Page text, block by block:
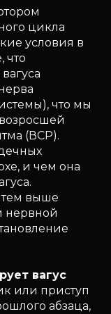
цикла
условия в
что
что мы
(ВСР).
и чем она
тем выше
нервной
вагус
или приступ
абзаца,